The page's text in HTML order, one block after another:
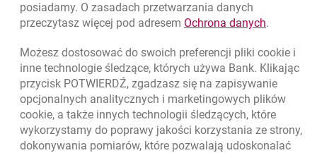
Znajdź placówkę lub bankomat otwiera się w nowej karcie
Oceń nas otwiera się w nowej karcie
Złóż wniosek przez internet
posiadamy. O zasadach przetwarzania danych
przeczytasz więcej pod adresem Ochrona danychlink
.
Możesz dostosować do swoich preferencji pliki cookie i
inne technologie śledzące, których używa Bank. Klikając
przycisk POTWIERDŹ, zgadzasz się na zapisywanie
opcjonalnych analitycznych i marketingowych plików
cookie, a także innych technologii śledzących, które
wykorzystamy do poprawy jakości korzystania ze strony,
dokonywania pomiarów, które pozwalają udoskonalać